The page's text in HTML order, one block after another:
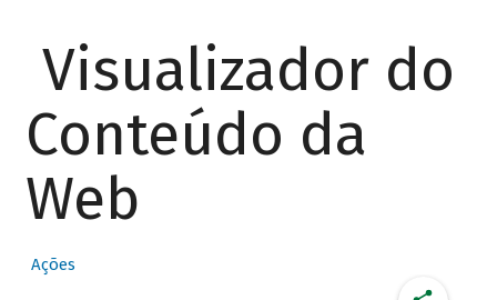
Visualizador do
Conteúdo da
Web
Ações